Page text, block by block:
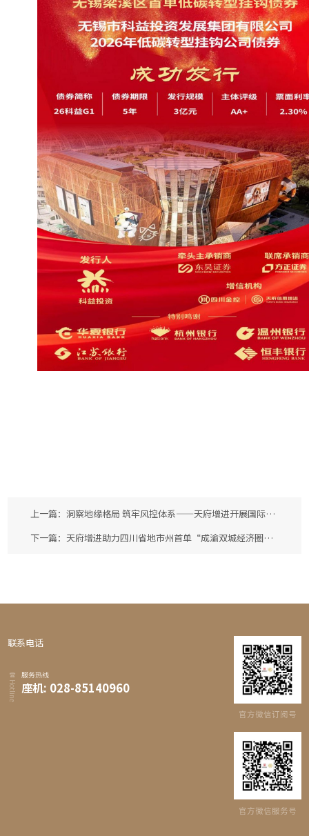
上一篇：洞察地缘格局 筑牢风控体系——天府增进开展国际经济形势专题培训
下一篇：天府增进助力四川省地市州首单“成渝双城经济圈+科技创新”双主题公司债成功发行
联系电话
Hotline
服务热线
座机: 028-85140960
官方微信订阅号
官方微信服务号